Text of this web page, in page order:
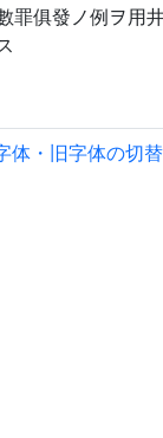
罪俱發ノ例ヲ用
体・旧字体の切替